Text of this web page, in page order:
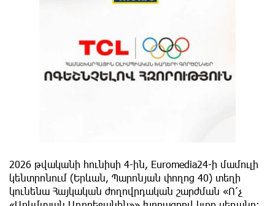
2026 թվականի հունիսի 4-ին, Euromedia24-ի մամուլի
կենտրոնում (Երևան, Պարոնյան փողոց 40) տեղի
կունենա Հայկական ժողովրդական շարժման «Ո՛չ